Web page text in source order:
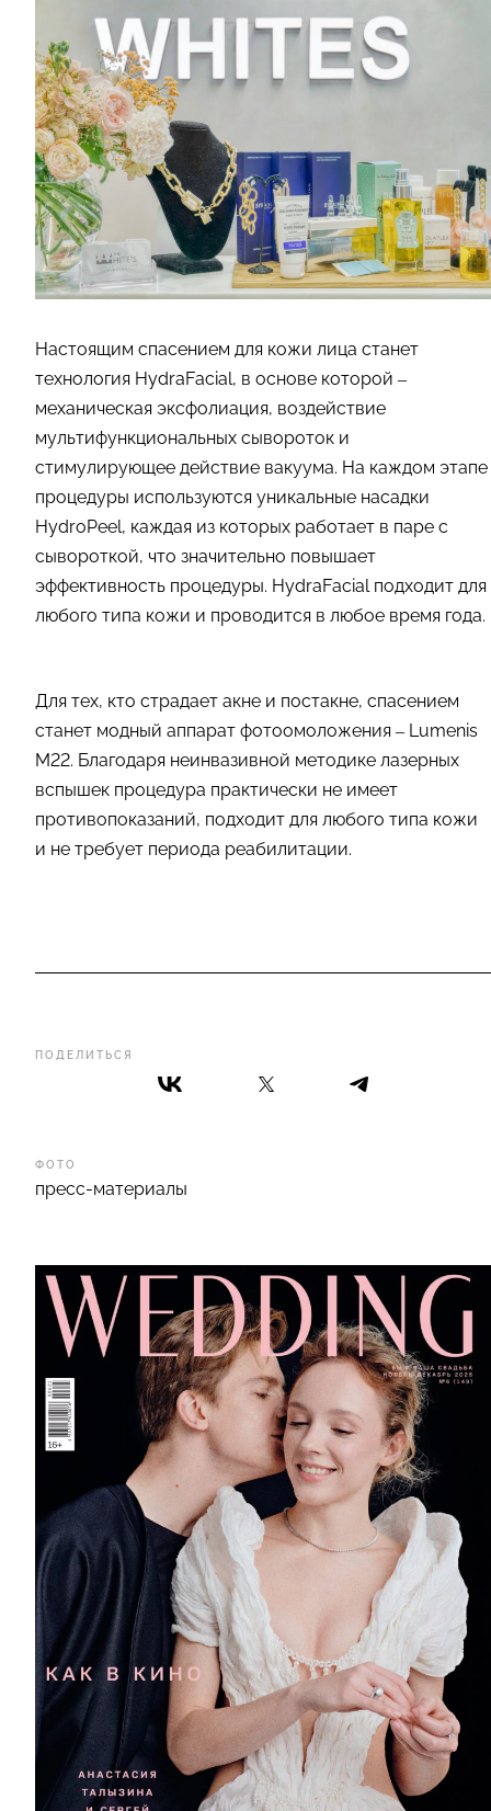
ПОДЕЛИТЬСЯ
ФОТО
пресс-материалы
Настоящим спасением для кожи лица станет
технология HydraFacial, в основе которой –
механическая эксфолиация, воздействие
мультифункциональных сывороток и
стимулирующее действие вакуума. На каждом этапе
процедуры используются уникальные насадки
HydroPeel, каждая из которых работает в паре с
сывороткой, что значительно повышает
эффективность процедуры. HydraFacial подходит для
любого типа кожи и проводится в любое время года.
Для тех, кто страдает акне и постакне, спасением
станет модный аппарат фотоомоложения – Lumenis
M22. Благодаря неинвазивной методике лазерных
вспышек процедура практически не имеет
противопоказаний, подходит для любого типа кожи
и не требует периода реабилитации.